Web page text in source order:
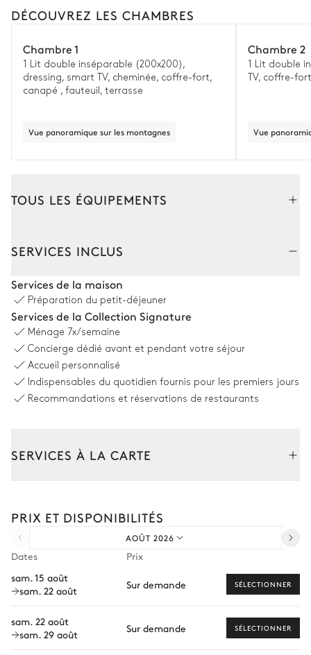
DÉCOUVREZ LES CHAMBRES
Chambre 1
1 Lit double inséparable (200x200),
dressing, smart TV, cheminée, coffre-fort,
canapé , fauteuil, terrasse
Vue panoramique sur les montagnes
Chambre 2
1 Lit double
TV, coffre-
Vue
TOUS LES ÉQUIPEMENTS
Vue sur les montagnes
Cheminée
Bois
Canapé
Vue panoramique sur les montagnes
Vue sur le jardin
Blender / Mixeur
Réfrigérateur
Cafetière à dosette
Four professionnel
SERVICES INCLUS
Services de la maison
Préparation du petit-déjeuner
Services de la Collection Signature
Ménage 7x/semaine
Concierge dédié avant et pendant votre séjour
Accueil personnalisé
Indispensables du quotidien fournis pour les premiers jours
Recommandations et réservations de restaurants
SERVICES À LA CARTE
Transfert à l'arrivée et au départ
Courses livrées avant l'arrivée
Chef à domicile
Bien-être à domicile
PRIX ET DISPONIBILITÉS
AOÛT 2026
Dates
Prix
sam. 15 août
sam. 22 août
Sur demande SÉLECTIONNER
sam. 22 août
sam. 29 août
Sur demande SÉLECTIONNER